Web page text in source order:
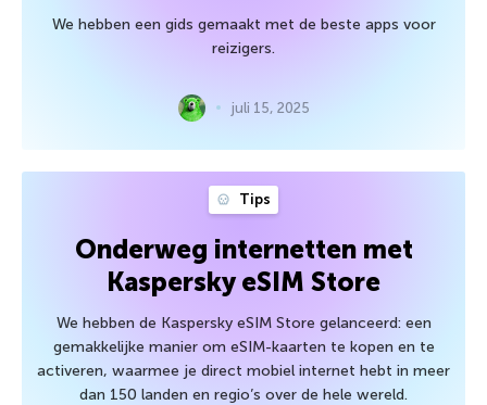
We hebben een gids gemaakt met de beste apps voor
reizigers.
juli 15, 2025
Tips
Onderweg internetten met
Kaspersky eSIM Store
We hebben de Kaspersky eSIM Store gelanceerd: een
gemakkelijke manier om eSIM-kaarten te kopen en te
activeren, waarmee je direct mobiel internet hebt in meer
dan 150 landen en regio’s over de hele wereld.